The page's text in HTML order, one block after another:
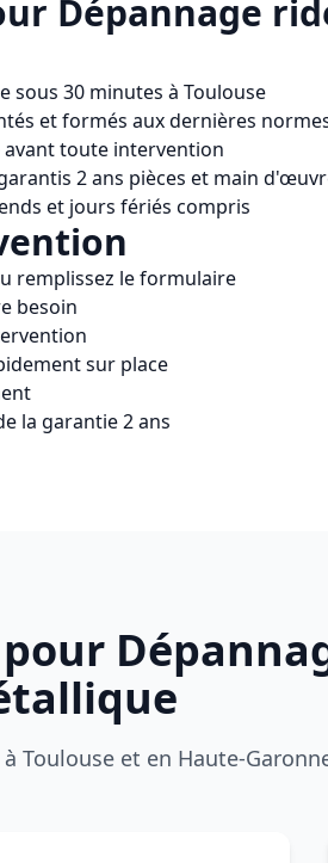
Dépannage
sous 30 minutes à Toulouse
et formés aux dernières
toute intervention
2 ans pièces et main
et jours fériés compris
remplissez le formulaire
besoin
sur place
la garantie 2 ans
Toulouse et en Haute-